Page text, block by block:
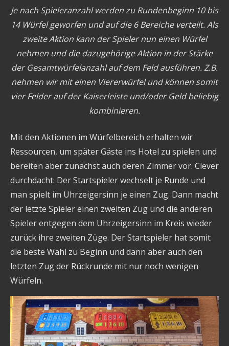
Je nach Spieleranzahl werden zu Rundenbeginn 10 bis
14 Würfel geworfen und auf die 6 Bereiche verteilt. Als
zweite Aktion kann der Spieler nun einen Würfel
nehmen und die dazugehörige Aktion in der Stärke
der Gesamtwürfelanzahl auf dem Feld ausführen. Z.B.
nehmen wir mit einen Viererwürfel und können somit
vier Felder auf der Kaiserleiste und/oder Geld beliebig
kombinieren.
Mit den Aktionen im Würfelbereich erhalten wir
Ressourcen, um später Gäste ins Hotel zu spielen und
bereiten aber zunächst auch deren Zimmer vor. Clever
durchdacht: Der Startspieler wechselt je Runde und
man spielt im Uhrzeigersinn je einen Zug. Dann macht
der letzte Spieler einen zweiten Zug und die anderen
Spieler entgegen dem Uhrzeigersinn im Kreis wieder
zurück ihre zweiten Züge. Der Startspieler hat somit
die beste Wahl zu Beginn und dann aber auch den
letzten Zug der Rückrunde mit nur noch wenigen
Würfeln.